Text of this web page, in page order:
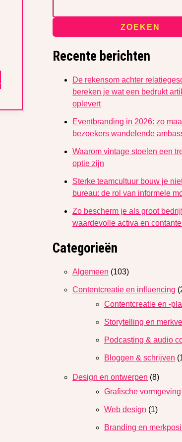
ZOEKEN
Recente berichten
De rekensom achter
bereken je wat een bedrukt
oplevert
Eventbranding in 2026: zo
bezoekers wandelende
Waarom vintage stoelen een
optie zijn
Sterke teamcultuur bouw je
bureau: de rol van informele
Zo bescherm je als groot
waardevolle activa en
Categorieën
Algemeen (103)
Contentcreatie en influencing
Contentcreatie en -
Storytelling en
Podcasting & audio
Bloggen & schrijven
Design en ontwerpen (8)
Grafische vormgeving
Web design (1)
Branding en